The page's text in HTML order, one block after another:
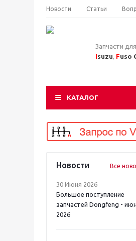
Новости Статьи
Запчасти
Isuzu, Fuso
КАТАЛОГ
Новости Все
30 Июня 2026
Большое поступление
запчастей Dongfeng -
2026